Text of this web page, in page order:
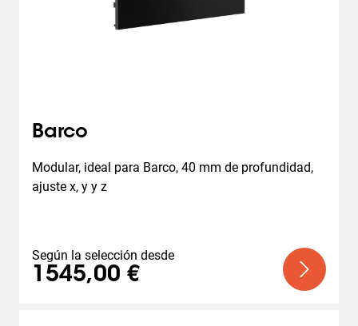
Barco
Modular, ideal para Barco, 40 mm de profundidad,
ajuste x, y y z
Según la selección desde
1545,00 €